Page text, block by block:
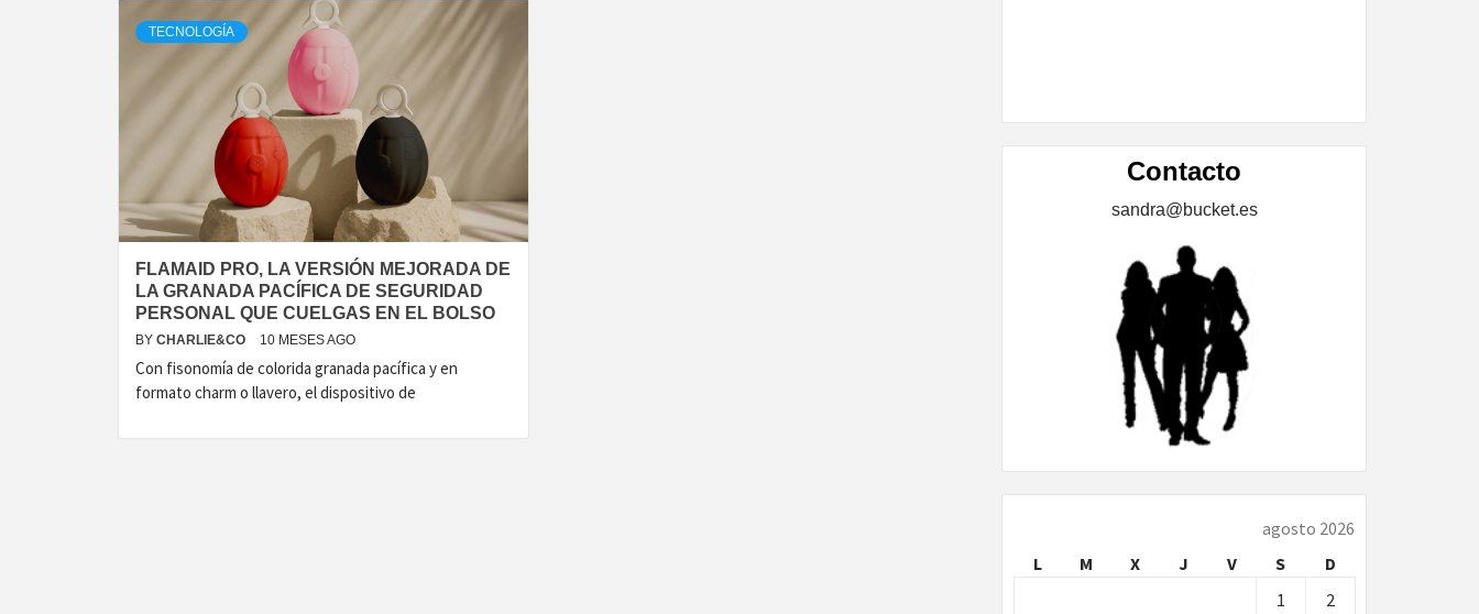
VIAJES, MOTOR,
TECNOLOGÍA,
DISEÑO…
TECNOLOGÍA
FLAMAID PRO, LA VERSIÓN MEJORADA DE
LA GRANADA PACÍFICA DE SEGURIDAD
PERSONAL QUE CUELGAS EN EL BOLSO
BY CHARLIE&CO 10 MESES AGO
Con fisonomía de colorida granada pacífica y en
formato charm o llavero, el dispositivo de
Contacto
sandra@bucket.es
agosto 2026
L
M X J V S
D
1
2